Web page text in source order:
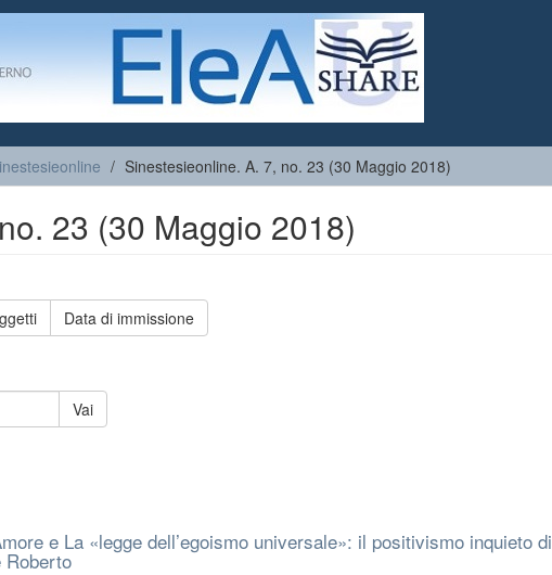
Sinestesieonline. A. 7, no. 23 (30 Maggio 2018)
23 (30 Maggio 2018)
Data di immissione
Vai
e La «legge dell’egoismo universale»: il positivismo inquieto di
Roberto